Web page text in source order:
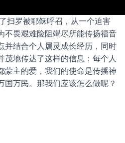
扫罗被耶稣呼召，从一个迫害
不畏艰难险阻竭尽所能传扬福音
并结合个人属灵成长经历，同时
茂地传达了这样的信息：每个人
蒙主的爱，我们的使命是传播神
国万民。那我们应该怎么做呢？